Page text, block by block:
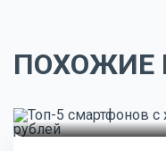
ПОХОЖИЕ